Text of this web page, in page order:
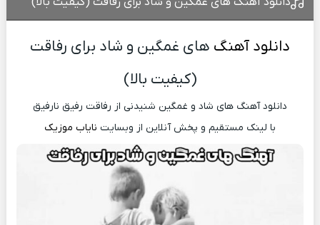
دانلود آهنگ های غمگین و شاد برای رفاقت
(کیفیت بالا)
دانلود آهنگ های شاد و غمگین شنیدنی از رفاقت رفیق نارفیق
با لینک مستقیم و پخش آنلاین از وبسایت نایاب موزیک